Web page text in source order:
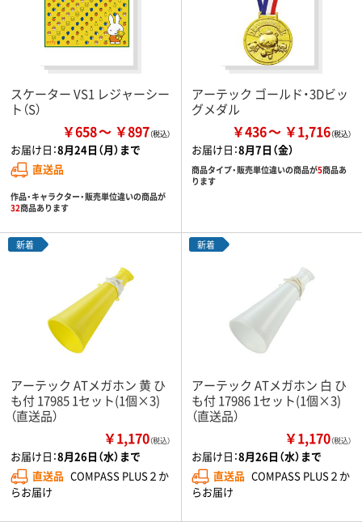
スケーター VS1 レジャーシー
ト（S）
￥658 ￥897
お届け日：8月24日（月）まで
直送品
作品・キャラクター・販売単位違いの商品が
32商品あります
アーテック ゴールド・3Dビッ
グメダル
￥436 ￥1,716
お届け日：8月7日（金）
商品タイプ・販売単位違いの商品が5商品あ
ります
新着
アーテック ATメガホン 黄 ひ
も付 17985 1セット(1個×3)
（直送品）
￥1,170（税込）
お届け日：8月26日（水）まで
直送品 COMPASS PLUS２か
らお届け
新着
アーテック ATメガホン 白 ひ
も付 17986 1セット(1個×3)
（直送品）
￥1,170（税込）
お届け日：8月26日（水）まで
直送品 COMPASS PLUS２か
らお届け